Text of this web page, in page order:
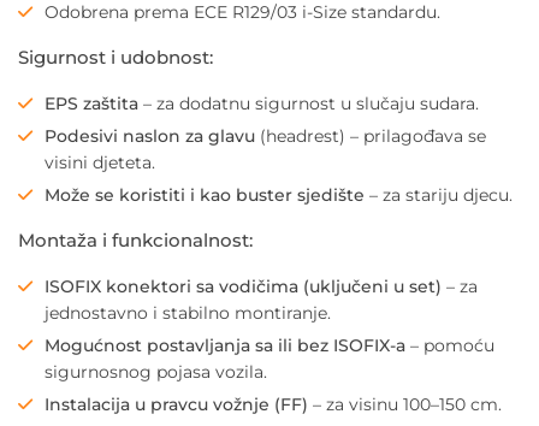
Odobrena prema ECE R129/03 i-Size standardu.
Sigurnost i udobnost:
EPS zaštita – za dodatnu sigurnost u slučaju sudara.
Podesivi naslon za glavu (headrest) – prilagođava se
visini djeteta.
Može se koristiti i kao buster sjedište – za stariju djecu.
Montaža i funkcionalnost:
ISOFIX konektori sa vodičima (uključeni u set) – za
jednostavno i stabilno montiranje.
Mogućnost postavljanja sa ili bez ISOFIX-a – pomoću
sigurnosnog pojasa vozila.
Instalacija u pravcu vožnje (FF) – za visinu 100–150 cm.